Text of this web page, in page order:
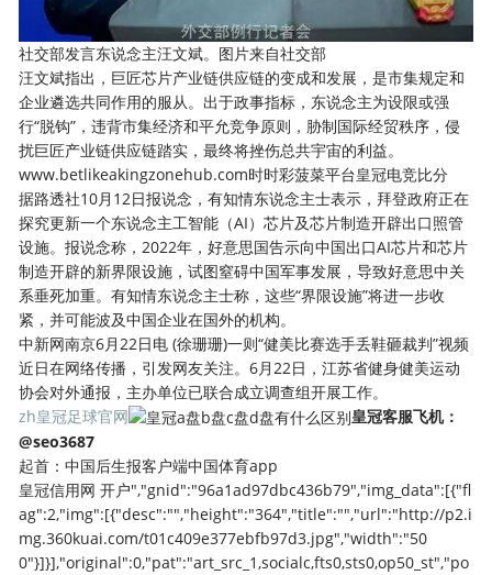
社交部发言东说念主汪文斌。图片来自社交部
汪文斌指出，巨匠芯片产业链供应链的变成和发展，是市集规定和
企业遴选共同作用的服从。出于政事指标，东说念主为设限或强
行“脱钩”，违背市集经济和平允竞争原则，胁制国际经贸秩序，侵
扰巨匠产业链供应链踏实，最终将挫伤总共宇宙的利益。
www.betlikeakingzonehub.com时时彩菠菜平台皇冠电竞比分
据路透社10月12日报说念，有知情东说念主士表示，拜登政府正在
探究更新一个东说念主工智能（AI）芯片及芯片制造开辟出口照管
设施。报说念称，2022年，好意思国告示向中国出口AI芯片和芯片
制造开辟的新界限设施，试图窒碍中国军事发展，导致好意思中关
系垂死加重。有知情东说念主士称，这些“界限设施”将进一步收
紧，并可能波及中国企业在国外的机构。
中新网南京6月22日电 (徐珊珊)一则“健美比赛选手丢鞋砸裁判”视频
近日在网络传播，引发网友关注。6月22日，江苏省健身健美运动
协会对外通报，主办单位已联合成立调查组开展工作。
zh皇冠足球官网
皇冠客服飞机：
@seo3687
起首：中国后生报客户端中国体育app
皇冠信用网 开户","gnid":"96a1ad97dbc436b79","img_data":[{"fl
ag":2,"img":[{"desc":"","height":"364","title":"","url":"http://p2.i
mg.360kuai.com/t01c409e377ebfb97d3.jpg","width":"50
0"}]}],"original":0,"pat":"art_src_1,socialc,fts0,sts0,op50_st","po